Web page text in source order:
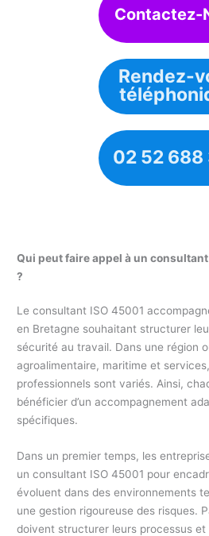
Contactez-
Rendez-
02 52 688
Qui peut faire appel à un
?
Le consultant ISO 45001
en Bretagne souhaitant structurer
sécurité au travail. Dans une région
agroalimentaire, maritime et
professionnels sont variés. Ainsi,
bénéficier d’un accompagnement
spécifiques.
Dans un premier temps, les
un consultant ISO 45001 pour
évoluent dans des environnements
une gestion rigoureuse des risques.
doivent structurer leurs processus et